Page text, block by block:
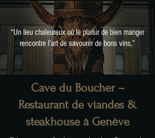
“Un lieu chaleureux où le plaisir de bien manger
rencontre l’art de savourer de bons vins.”
Cave du Boucher –
Restaurant de viandes &
steakhouse à Genève